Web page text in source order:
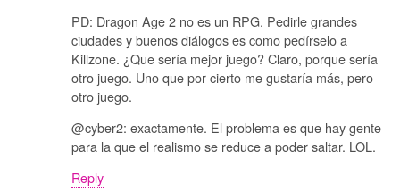
PD: Dragon Age 2 no es un RPG. Pedirle grandes
ciudades y buenos diálogos es como pedírselo a
Killzone. ¿Que sería mejor juego? Claro, porque sería
otro juego. Uno que por cierto me gustaría más, pero
otro juego.
@cyber2: exactamente. El problema es que hay gente
para la que el realismo se reduce a poder saltar. LOL.
Reply